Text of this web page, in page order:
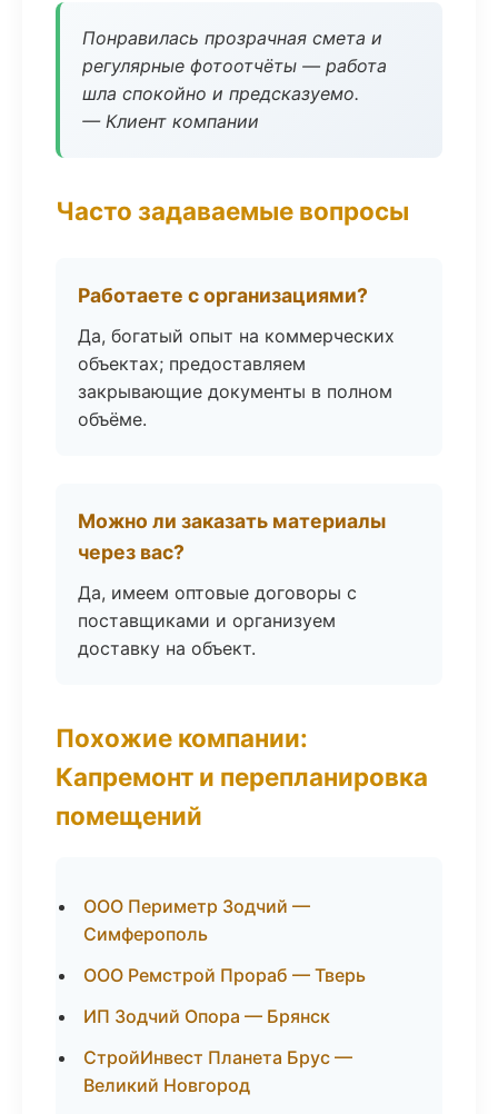
Понравилась прозрачная смета и
регулярные фотоотчёты — работа
шла спокойно и предсказуемо.
— Клиент компании
Часто задаваемые вопросы
Работаете с организациями?
Да, богатый опыт на коммерческих
объектах; предоставляем
закрывающие документы в полном
объёме.
Можно ли заказать материалы
через вас?
Да, имеем оптовые договоры с
поставщиками и организуем
доставку на объект.
Похожие компании:
Капремонт и перепланировка
помещений
ООО Периметр Зодчий —
Симферополь
ООО Ремстрой Прораб — Тверь
ИП Зодчий Опора — Брянск
СтройИнвест Планета Брус —
Великий Новгород